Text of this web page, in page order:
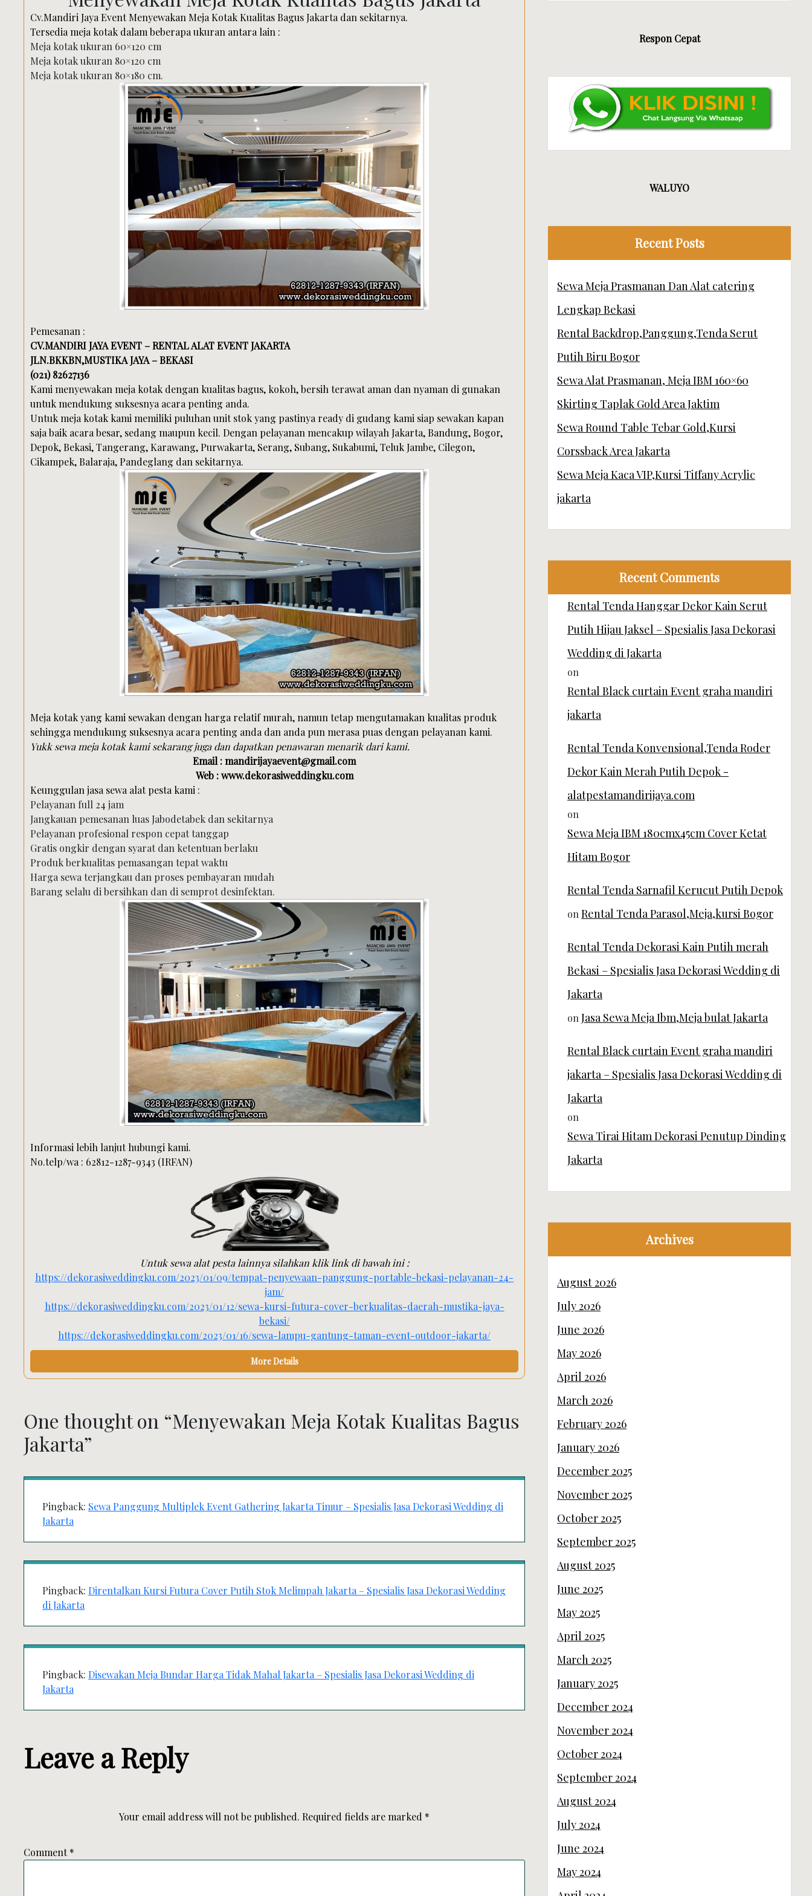
Cv.Mandiri Jaya Event Menyewakan Meja Kotak Kualitas Bagus Jakarta dan sekitarnya.
Tersedia meja kotak dalam beberapa ukuran antara lain :
Meja kotak ukuran 60×120 cm
Meja kotak ukuran 80×120 cm
Meja kotak ukuran 80×180 cm.
Pemesanan :
CV.MANDIRI JAYA EVENT – RENTAL ALAT EVENT JAKARTA
JLN.BKKBN,MUSTIKA JAYA – BEKASI
(021) 82627136
Kami menyewakan meja kotak dengan kualitas bagus, kokoh, bersih terawat aman dan nyaman di gunakan
untuk mendukung suksesnya acara penting anda.
Untuk meja kotak kami memiliki puluhan unit stok yang pastinya ready di gudang kami siap sewakan kapan
saja baik acara besar, sedang maupun kecil. Dengan pelayanan mencakup wilayah Jakarta, Bandung, Bogor,
Depok, Bekasi, Tangerang, Karawang, Purwakarta, Serang, Subang, Sukabumi, Teluk Jambe, Cilegon,
Cikampek, Balaraja, Pandeglang dan sekitarnya.
Meja kotak yang kami sewakan dengan harga relatif murah, namun tetap mengutamakan kualitas produk
sehingga mendukung suksesnya acara penting anda dan anda pun merasa puas dengan pelayanan kami.
Yukk sewa meja kotak kami sekarang juga dan dapatkan penawaran menarik dari kami.
Email : mandirijayaevent@gmail.com
Web : www.dekorasiweddingku.com
Keunggulan jasa sewa alat pesta kami :
Pelayanan full 24 jam
Jangkauan pemesanan luas Jabodetabek dan sekitarnya
Pelayanan profesional respon cepat tanggap
Gratis ongkir dengan syarat dan ketentuan berlaku
Produk berkualitas pemasangan tepat waktu
Harga sewa terjangkau dan proses pembayaran mudah
Barang selalu di bersihkan dan di semprot desinfektan.
Informasi lebih lanjut hubungi kami.
No.telp/wa : 62812-1287-9343 (IRFAN)
Untuk sewa alat pesta lainnya silahkan klik link di bawah ini :
https://dekorasiweddingku.com/2023/01/09/tempat-penyewaan-panggung-portable-bekasi-pelayanan-24-
jam/
https://dekorasiweddingku.com/2023/01/12/sewa-kursi-futura-cover-berkualitas-daerah-mustika-jaya-
bekasi/
https://dekorasiweddingku.com/2023/01/16/sewa-lampu-gantung-taman-event-outdoor-jakarta/
More Details
One thought on “Menyewakan Meja Kotak Kualitas Bagus
Jakarta”
Pingback: Sewa Panggung Multiplek Event Gathering Jakarta Timur – Spesialis Jasa Dekorasi Wedding di
Jakarta
Pingback: Direntalkan Kursi Futura Cover Putih Stok Melimpah Jakarta – Spesialis Jasa Dekorasi Wedding
di Jakarta
Pingback: Disewakan Meja Bundar Harga Tidak Mahal Jakarta – Spesialis Jasa Dekorasi Wedding di
Jakarta
Leave a Reply
Your email address will not be published. Required fields are marked *
Comment*
Respon Cepat
WALUYO
Recent Posts
Sewa Meja Prasmanan Dan Alat catering
Lengkap Bekasi
Rental Backdrop,Panggung,Tenda Serut
Putih Biru Bogor
Sewa Alat Prasmanan, Meja IBM 160×60
Skirting Taplak Gold Area Jaktim
Sewa Round Table Tebar Gold,Kursi
Corssback Area Jakarta
Sewa Meja Kaca VIP,Kursi Tiffany Acrylic
jakarta
Recent Comments
Rental Tenda Hanggar Dekor Kain Serut
Putih Hijau Jaksel – Spesialis Jasa Dekorasi
Wedding di Jakarta
on
Rental Black curtain Event graha mandiri
jakarta
Rental Tenda Konvensional,Tenda Roder
Dekor Kain Merah Putih Depok -
alatpestamandirijaya.com
on
Sewa Meja IBM 180cmx45cm Cover Ketat
Hitam Bogor
Rental Tenda Sarnafil Kerucut Putih Depok
on Rental Tenda Parasol,Meja,kursi Bogor
Rental Tenda Dekorasi Kain Putih merah
Bekasi – Spesialis Jasa Dekorasi Wedding di
Jakarta
on Jasa Sewa Meja Ibm,Meja bulat Jakarta
Rental Black curtain Event graha mandiri
jakarta – Spesialis Jasa Dekorasi Wedding di
Jakarta
on
Sewa Tirai Hitam Dekorasi Penutup Dinding
Jakarta
Archives
August 2026
July 2026
June 2026
May 2026
April 2026
March 2026
February 2026
January 2026
December 2025
November 2025
October 2025
September 2025
August 2025
June 2025
May 2025
April 2025
March 2025
January 2025
December 2024
November 2024
October 2024
September 2024
August 2024
July 2024
June 2024
May 2024